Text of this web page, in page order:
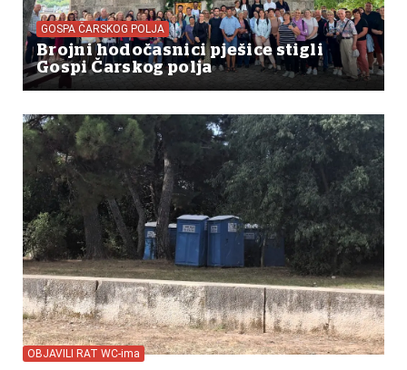
GOSPA ČARSKOG POLJA
Brojni hodočasnici pješice stigli
Gospi Čarskog polja
OBJAVILI RAT WC-ima